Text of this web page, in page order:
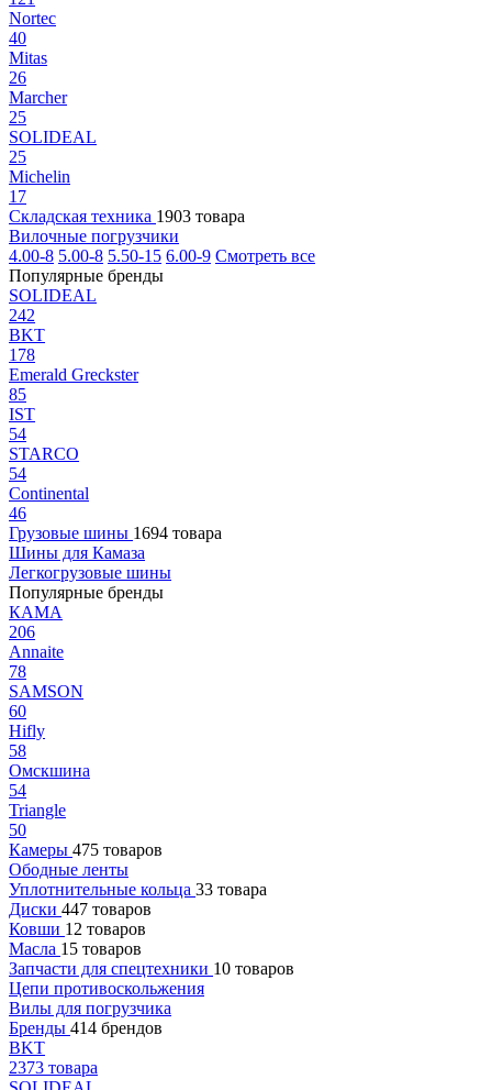
Nortec
40
Mitas
26
Marcher
25
SOLIDEAL
25
Michelin
17
Складская техника 1903 товара
Вилочные погрузчики
4.00-8 5.00-8 5.50-15 6.00-9 Смотреть все
Популярные бренды
SOLIDEAL
242
BKT
178
Emerald Greckster
85
IST
54
STARCO
54
Continental
46
Грузовые шины 1694 товара
Шины для Камаза
Легкогрузовые шины
Популярные бренды
КАМА
206
Annaite
78
SAMSON
60
Hifly
58
Омскшина
54
Triangle
50
Камеры 475 товаров
Ободные ленты
Уплотнительные кольца 33 товара
Диски 447 товаров
Ковши 12 товаров
Масла 15 товаров
Запчасти для спецтехники 10 товаров
Цепи противоскольжения
Вилы для погрузчика
Бренды 414 брендов
BKT
2373 товара